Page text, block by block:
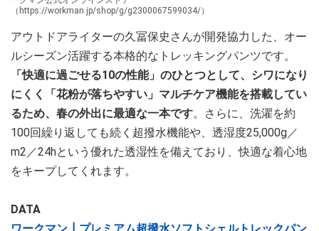
（https://workman.jp/shop/g/g2300067599034/）
アウトドアライターの久冨保史さんが開発協力した、オー
ルシーズン活躍する本格的なトレッキングパンツです。
「快適に過ごせる10の性能」のひとつとして、シワになり
にくく「花粉が落ちやすい」マルチケア機能を搭載してい
るため、春の外出に最適な一本です。さらに、洗濯を約
100回繰り返しても続く超撥水機能や、透湿度25,000g／
m2／24hという優れた透湿性を備えており、快適な着心地
をキープしてくれます。
DATA